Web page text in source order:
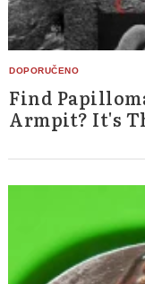
Find
Armpit? It's